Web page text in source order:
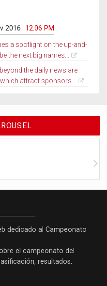
2016 12.06 PM
a spotlight on the up-and-
the next big names...
the daily news are
attract sponsors...
dedicado al Campeonato
el campeonato del
resultados,